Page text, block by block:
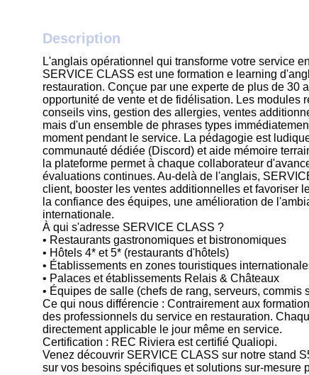
Description
L'anglais opérationnel qui transforme votre service
SERVICE CLASS est une formation e learning
restauration. Conçue par une experte de plus de 30
opportunité de vente et de fidélisation. Les modules
conseils vins, gestion des allergies, ventes
mais d'un ensemble de phrases types
moment pendant le service. La pédagogie est
communauté dédiée (Discord) et aide mémoire
la plateforme permet à chaque collaborateur
évaluations continues. Au-delà de l'anglais,
client, booster les ventes additionnelles et favoriser
la confiance des équipes, une amélioration de
internationale.
À qui s'adresse SERVICE CLASS ?
• Restaurants gastronomiques et bistronomiques
• Hôtels 4* et 5* (restaurants d'hôtels)
• Établissements en zones touristiques
• Palaces et établissements Relais & Châteaux
• Équipes de salle (chefs de rang, serveurs, commis
Ce qui nous différencie : Contrairement aux
des professionnels du service en restauration.
directement applicable le jour même en service.
Certification : REC Riviera est certifié Qualiopi.
Venez découvrir SERVICE CLASS sur notre stand
sur vos besoins spécifiques et solutions sur-mesure